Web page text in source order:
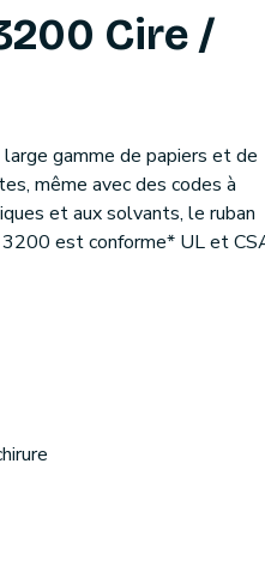
Cire /
large gamme de papiers et de
même avec des codes à
et aux solvants, le ruban
3200 est conforme* UL et